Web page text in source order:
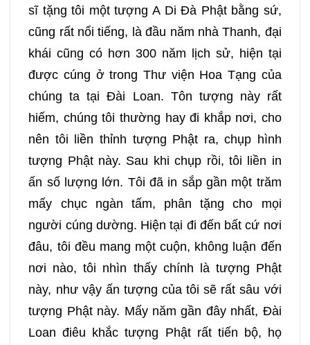
365 366 367 368
369 370 371 372
373 374
sĩ tặng tôi một tượng A Di Đà Phật bằng sứ,
cũng rất nổi tiếng, là đầu năm nhà Thanh, đại
khái cũng có hơn 300 năm lịch sử, hiện tại
được cúng ở trong Thư viện Hoa Tạng của
chúng ta tại Đài Loan. Tôn tượng này rất
hiếm, chúng tôi thường hay đi khắp nơi, cho
nên tôi liền thỉnh tượng Phật ra, chụp hình
tượng Phật này. Sau khi chụp rồi, tôi liền in
ấn số lượng lớn. Tôi đã in sắp gần một trăm
mấy chục ngàn tấm, phân tặng cho mọi
người cúng dường. Hiện tại đi đến bất cứ nơi
đâu, tôi đều mang một cuộn, không luận đến
nơi nào, tôi nhìn thấy chính là tượng Phật
này, như vậy ấn tượng của tôi sẽ rất sâu với
tượng Phật này. Mấy năm gần đây nhất, Đài
Loan điêu khắc tượng Phật rất tiến bộ, họ